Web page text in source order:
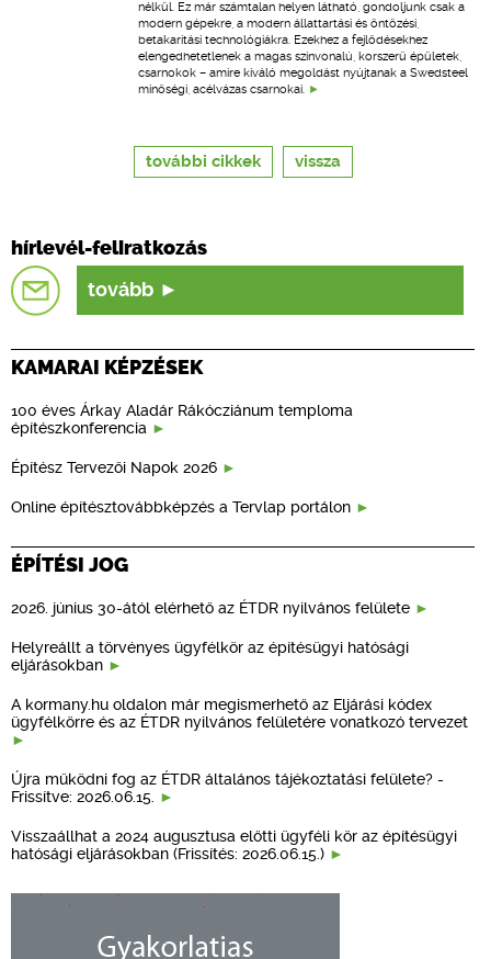
nélkül. Ez már számtalan helyen látható, gondoljunk csak a
modern gépekre, a modern állattartási és öntözési,
betakarítási technológiákra. Ezekhez a fejlődésekhez
elengedhetetlenek a magas színvonalú, korszerű épületek,
csarnokok – amire kiváló megoldást nyújtanak a Swedsteel
minőségi, acélvázas csarnokai.
további cikkek vissza
hírlevél-feliratkozás
tovább
KAMARAI KÉPZÉSEK
100 éves Árkay Aladár Rákócziánum temploma
építészkonferencia
Építész Tervezői Napok 2026
Online építésztovábbképzés a Tervlap portálon
ÉPÍTÉSI JOG
2026. június 30-ától elérhető az ÉTDR nyilvános felülete
Helyreállt a törvényes ügyfélkör az építésügyi hatósági
eljárásokban
A kormany.hu oldalon már megismerhető az Eljárási kódex
ügyfélkörre és az ÉTDR nyilvános felületére vonatkozó tervezet
Újra működni fog az ÉTDR általános tájékoztatási felülete? -
Frissítve: 2026.06.15.
Visszaállhat a 2024 augusztusa előtti ügyféli kör az építésügyi
hatósági eljárásokban (Frissítés: 2026.06.15.)